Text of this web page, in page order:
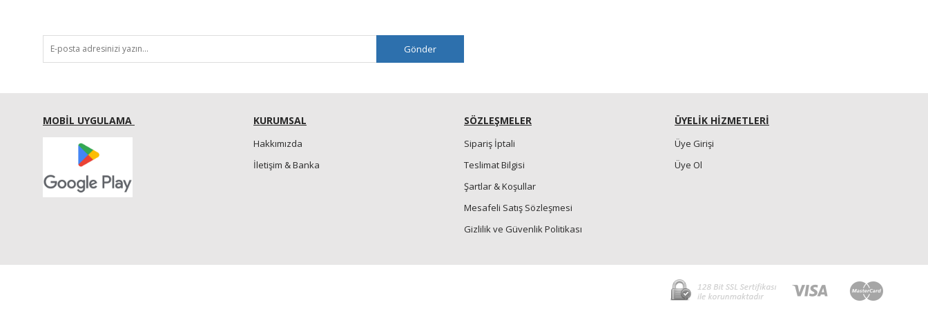
Gönder
MOBİL UYGULAMA KURUMSAL
Hakkımızda
İletişim & Banka
SÖZLEŞMELER
Sipariş İptali
Teslimat Bilgisi
Şartlar & Koşullar
Mesafeli Satış Sözleşmesi
Gizlilik ve Güvenlik Politikası
ÜYELİK HİZMETLERİ
Üye Girişi
Üye Ol